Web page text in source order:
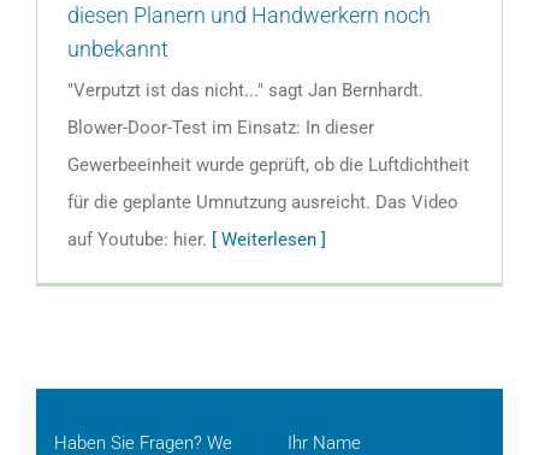
diesen Planern und Handwerkern noch
unbekannt
"Verputzt ist das nicht..." sagt Jan Bernhardt.
Blower-Door-Test im Einsatz: In dieser
Gewerbeeinheit wurde geprüft, ob die Luftdichtheit
für die geplante Umnutzung ausreicht. Das Video
auf Youtube: hier. [ Weiterlesen ]
Haben Sie Fragen? We
Ihr Name